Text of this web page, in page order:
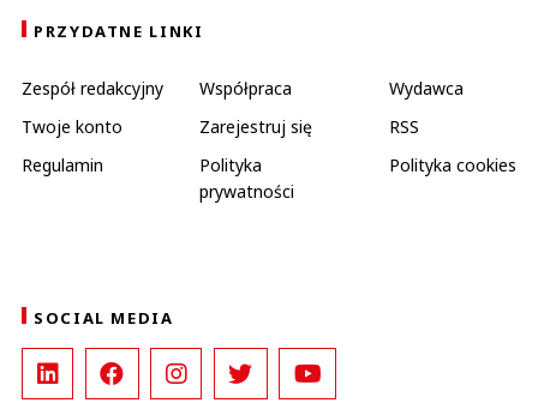
PRZYDATNE LINKI
Zespół redakcyjny Współpraca
Wydawca
Twoje konto
Zarejestruj się
RSS
Regulamin
Polityka
prywatności
Polityka cookies
SOCIAL MEDIA